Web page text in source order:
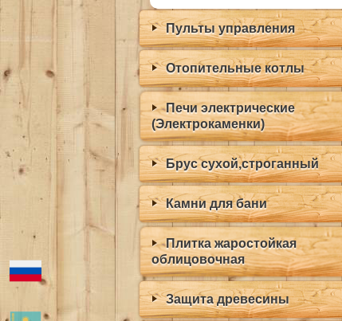
Пульты управления
Отопительные котлы
Печи электрические
(Электрокаменки)
Брус сухой,строганный
Камни для бани
Плитка жаростойкая
облицовочная
Защита древесины